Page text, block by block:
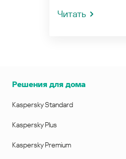
Читать
Решения для дома
Kaspersky Standard
Kaspersky Plus
Kaspersky Premium